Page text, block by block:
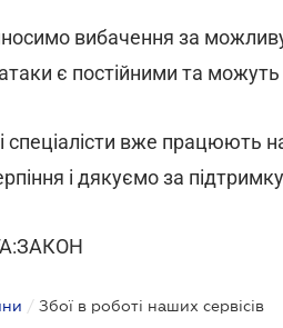
вибачення за можливу
є постійними та можуть
спеціалісти вже
і дякуємо за
/ Збої в роботі наших сервісів